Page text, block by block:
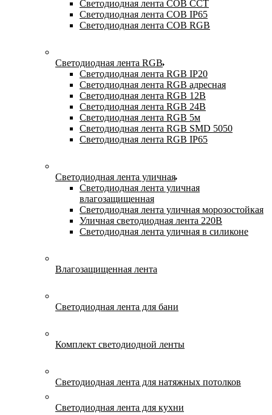
Светодиодная лента COB CCT
Светодиодная лента COB IP65
Светодиодная лента COB RGB
Светодиодная лента RGB
Светодиодная лента RGB IP20
Светодиодная лента RGB адресная
Светодиодная лента RGB 12В
Светодиодная лента RGB 24В
Светодиодная лента RGB 5м
Светодиодная лента RGB SMD 5050
Светодиодная лента RGB IP65
Светодиодная лента уличная
Светодиодная лента уличная
влагозащищенная
Светодиодная лента уличная морозостойкая
Уличная светодиодная лента 220В
Светодиодная лента уличная в силиконе
Влагозащищенная лента
Светодиодная лента для бани
Комплект светодиодной ленты
Светодиодная лента для натяжных потолков
Светодиодная лента для кухни